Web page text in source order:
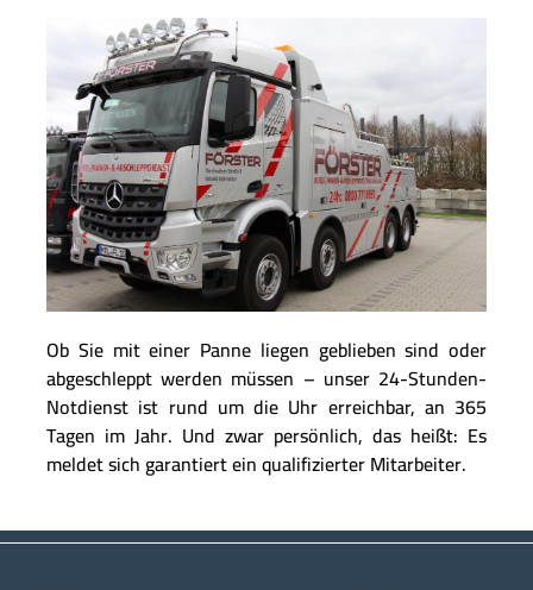
Ob Sie mit einer Panne liegen geblieben sind oder
abgeschleppt werden müssen – unser 24-Stunden-
Notdienst ist rund um die Uhr erreichbar, an 365
Tagen im Jahr. Und zwar persönlich, das heißt: Es
meldet sich garantiert ein qualifizierter Mitarbeiter.